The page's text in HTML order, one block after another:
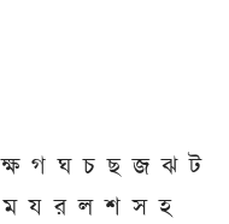
ক্ষ গ ঘ চ ছ জ ঝ ট
ম য র ল শ স হ